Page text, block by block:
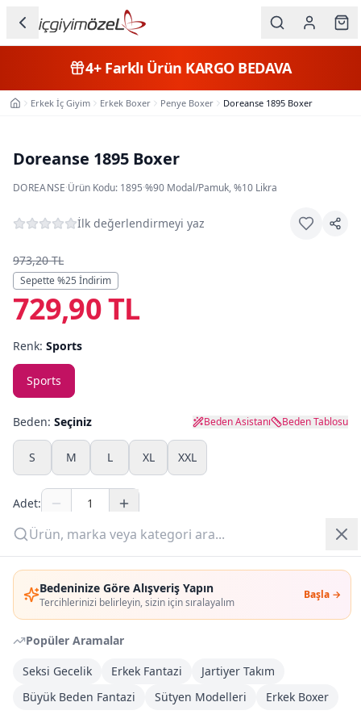
Bedeninize Göre Alışveriş Yapın
Tercihlerinizi belirleyin, sizin için sıralayalım
Başla →
Popüler Aramalar
Seksi Gecelik
Erkek Fantazi
Jartiyer Takım
Büyük Beden Fantazi
Sütyen Modelleri Erkek Boxer
Kategorileri
Çocuk
Fantazi
Büyük
Beden
Markalar
Plaj & Mayo
Yazlık Pijama
Kampanyalar
Yeni Gelenler
OUTLET
Giriş Yap
Üye Ol
4+Farklı Ürün KARGO BEDAVA
Ana SayfaErkek İç Giyim Erkek Boxer Penye Boxer Doreanse 1895 Boxer
Doreanse 1895 Boxer
DOREANSE·Ürün Kodu: 1895·%90 Modal/Pamuk, %10 Likra
İlk değerlendirmeyi yaz
973,20 TL
Sepette %25 İndirim
729,90 TL
Renk: Sports
Sports
Beden: Seçiniz Beden Asistanı Beden Tablosu
S M L XL XXL
Adet:
Sepete Ekle
Şimdi Al
DHL Kargoya Teslim
Bugün kargoda
( 4 saat 41 dk )
Kargo Bedava